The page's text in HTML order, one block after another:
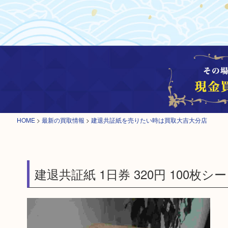
HOME > 最新の買取情報 > 建退共証紙を売りたい時は買取大吉大分店
建退共証紙 1日券 320円 100枚シ